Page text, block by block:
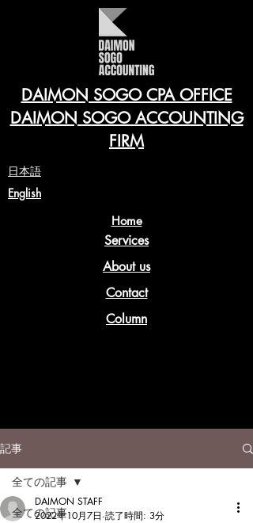
DAIMON SOGO CPA OFFICE
DAIMON SOGO ACCOUNTING
FIRM
​日本語
English
Home
Services
About us
Contact
Column
記事
全ての記事
全ての記事
DAIMON STAFF
2022年10月7日 読了時間: 3分